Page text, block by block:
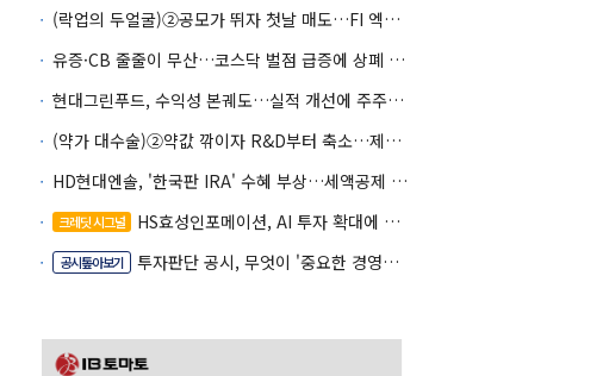
(락업의 두얼굴)②공모가 뛰자 첫날 매도…FI 엑시트 전략 갈렸다
유증·CB 줄줄이 무산…코스닥 벌점 급증에 상폐 압박
현대그린푸드, 수익성 본궤도…실적 개선에 주주환원까지
(약가 대수술)②약값 깎이자 R&D부터 축소…제약업계 비상경영 돌입
HD현대엔솔, '한국판 IRA' 수혜 부상…세액공제 선택이 변수
크레딧 시그널 HS효성인포메이션, AI 투자 확대에 실적 체력 강화
공시톺아보기 투자판단 공시, 무엇이 '중요한 경영사항'일까